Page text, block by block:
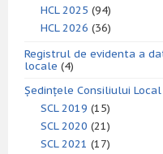
HCL 2025 (94)
HCL 2026 (36)
Registrul de evidenta a
locale (4)
Ședințele Consiliului Local
SCL 2019 (15)
SCL 2020 (21)
SCL 2021 (17)